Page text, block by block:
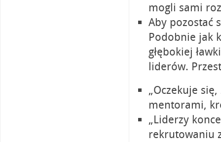
mogli sami
Aby pozostać
Podobnie jak
głębokiej
liderów.
„Oczekuje
mentorami,
„Liderzy
rekrutowaniu